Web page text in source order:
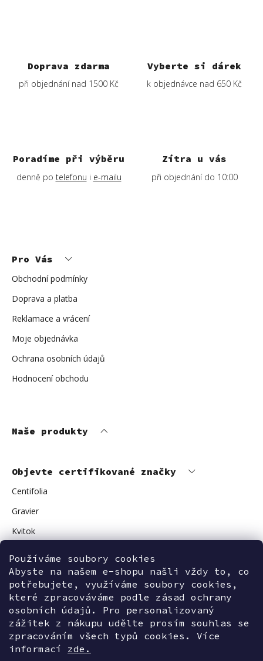
Používáme soubory cookies
Abyste na našem e-shopu našli vždy to, co
potřebujete, využíváme soubory cookies,
které zpracováváme podle zásad ochrany
osobních údajů. Pro personalizovaný
zážitek z nákupu udělte prosím souhlas se
zpracováním všech typů cookies. Více
informací zde.
Doprava zdarma
při objednání nad 1500 Kč
Vyberte si dárek
k objednávce nad 650 Kč
Poradíme při výběru
denně po telefonu i e-mailu
Zítra u vás
při objednání do 10:00
Pro Vás
Obchodní podmínky
Doprava a platba
Reklamace a vrácení
Moje objednávka
Ochrana osobních údajů
Hodnocení obchodu
Naše produkty
Objevte certifikované značky
Centifolia
Gravier
Kvitok
Avant Skincare
Sonnentor
Kontaktujte nás